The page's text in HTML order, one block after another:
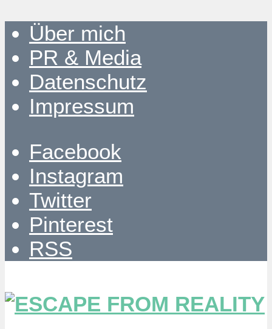
Über mich
PR & Media
Datenschutz
Impressum
Facebook
Instagram
Twitter
Pinterest
RSS